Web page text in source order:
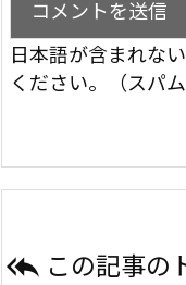
日本語が含まれな
ください。（スパム
 この記事の